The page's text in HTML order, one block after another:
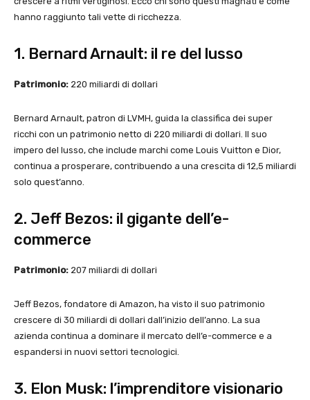
hanno raggiunto tali vette di ricchezza.
1. Bernard Arnault: il re del lusso
Patrimonio: 220 miliardi di dollari
Bernard Arnault, patron di LVMH, guida la classifica dei super
ricchi con un patrimonio netto di 220 miliardi di dollari. Il suo
impero del lusso, che include marchi come Louis Vuitton e Dior,
continua a prosperare, contribuendo a una crescita di 12,5 miliardi
solo quest’anno.
2. Jeff Bezos: il gigante dell’e-
commerce
Patrimonio: 207 miliardi di dollari
Jeff Bezos, fondatore di Amazon, ha visto il suo patrimonio
crescere di 30 miliardi di dollari dall’inizio dell’anno. La sua
azienda continua a dominare il mercato dell’e-commerce e a
espandersi in nuovi settori tecnologici.
3. Elon Musk: l’imprenditore visionario